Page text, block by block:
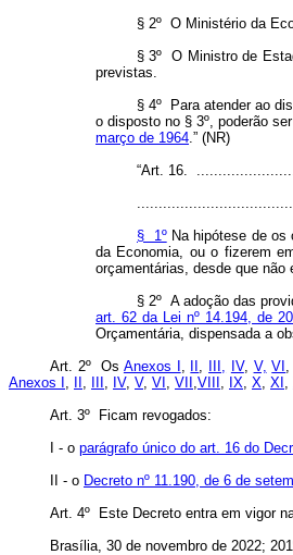
§ 2º O Ministério da
§ 3º O Ministro de
previstas.
§ 4º Para atender ao
o disposto no § 3º, poderão
março de 1964.” (NR)
“Art. 16.
§ 1ºNa hipótese de os
da Economia, ou o fizerem
orçamentárias, desde que não
§ 2º A adoção das
art. 62 da Lei nº 14.194, de
Orçamentária, dispensada a
Art. 2º Os Anexos I , , III, IV, V, VI
Anexos I , , , IV, V, VI , VII ,VIII , IX, X, XI ,
Art. 3º Ficam revogados:
I - o parágrafo único do art. 16 do
II - o Decreto nº 11.190, de 6 de
Art. 4º Este Decreto entra em vigor
Brasília, 30 de novembro de 2022;